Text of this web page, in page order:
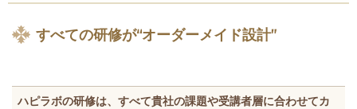
すべての研修が“オーダーメイド設計”
ハピラボの研修は、すべて貴社の課題や受講者層に合わせてカ